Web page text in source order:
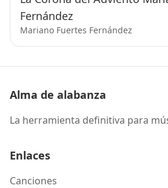
Fernández
Mariano Fuertes Fernández
Alma de alabanza
La herramienta definitiva para
Enlaces
Canciones